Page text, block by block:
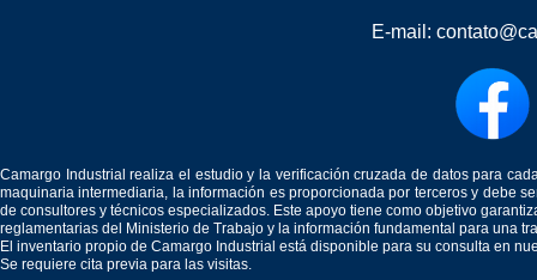
E-mail:
Camargo Industrial realiza el estudio y la verificación cruzada de datos para
maquinaria intermediaria, la información es proporcionada por terceros y debe
de consultores y técnicos especializados. Este apoyo tiene como objetivo
reglamentarias del Ministerio de Trabajo y la información fundamental para una
El inventario propio de Camargo Industrial está disponible para su consulta en
Se requiere cita previa para las visitas.